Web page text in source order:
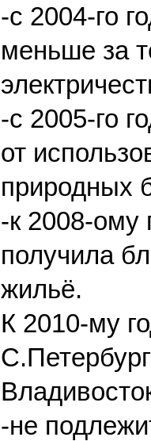
-с 2004-го
меньше за
-с 2005-го
от
природных
-к 2008-ому
получила
жильё.
К 2010-му
-не